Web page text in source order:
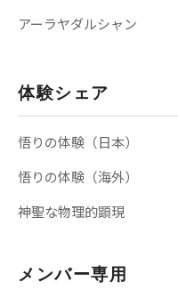
アーラヤダルシャン
体験シェア
悟りの体験（日本）
悟りの体験（海外）
神聖な物理的顕現
メンバー専用